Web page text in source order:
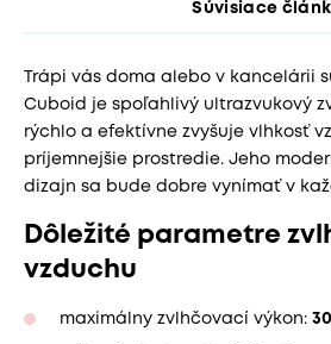
Súvisiace
Trápi vás doma alebo v kancelárii
Cuboid je spoľahlivý ultrazvukový
rýchlo a efektívne zvyšuje vlhkosť
príjemnejšie prostredie. Jeho
dizajn sa bude dobre vynímať v
Dôležité parametre
vzduchu
maximálny zvlhčovací výkon: